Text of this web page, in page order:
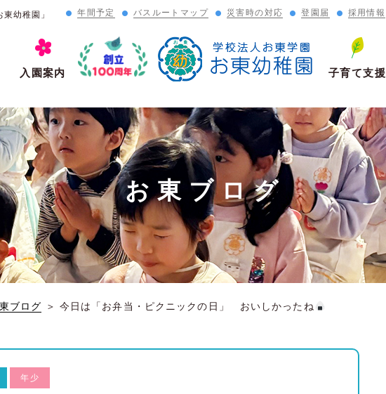
幼稚園」 年間予定 バスルートマップ 災害時の対応 登園届 採用情報
入園案内 子育て支援
お東ブログ
ブログ ＞ 今日は「お弁当・ピクニックの日」 おいしかったね
年少